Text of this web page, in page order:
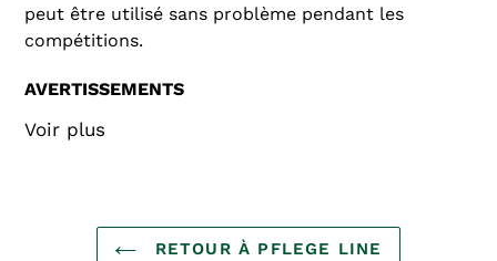
peut être utilisé sans problème pendant les
compétitions.
AVERTISSEMENTS
Contient de la 8-amino-7-méthylquinoléine. Peut
réglementations locales. Éviter la bouche, les yeux
et les plaies ouvertes lors de l'application. En cas
Voir plus
RETOUR À PFLEGE LINE